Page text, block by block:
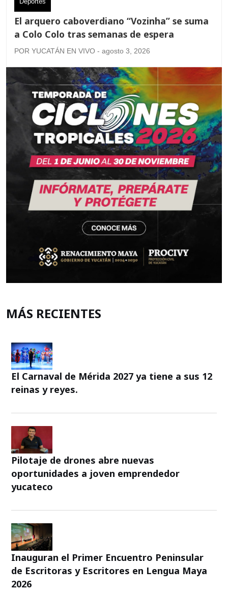
El arquero caboverdiano “Vozinha” se suma
a Colo Colo tras semanas de espera
POR YUCATÁN EN VIVO - agosto 3, 2026
MÁS RECIENTES
El Carnaval de Mérida 2027 ya tiene a sus 12
reinas y reyes.
Pilotaje de drones abre nuevas
oportunidades a joven emprendedor
yucateco
Inauguran el Primer Encuentro Peninsular
de Escritoras y Escritores en Lengua Maya
2026